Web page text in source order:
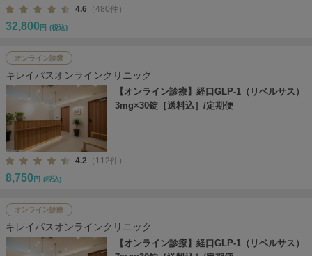
4.6 （480件）
32,800 円 (税込)
オンライン診療
キレイパスオンラインクリニック
【オンライン診療】経口GLP-1（リベルサス）
3mg×30錠［送料込］/定期便
4.2 （112件）
8,750 円 (税込)
オンライン診療
キレイパスオンラインクリニック
【オンライン診療】経口GLP-1（リベルサス）